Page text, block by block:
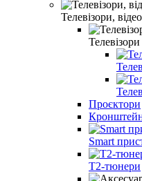
Телевізори, відео
Телевізори
Проєктори
Smart
Т2-тюнери